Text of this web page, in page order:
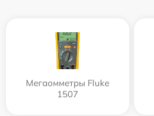
Мегаомметры Fluke
1507